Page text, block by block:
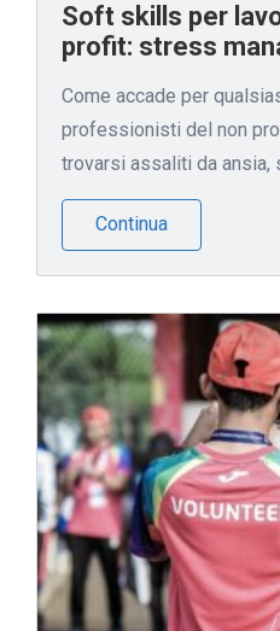
Soft skills per
profit: stress
Come accade per
professionisti del non
trovarsi assaliti da ansia,
Continua